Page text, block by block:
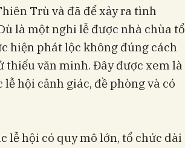
Trù và đã để xảy ra tình
là một nghi lễ được nhà chùa tổ
hiện phát lộc không đúng cách
thiếu văn minh. Đây được xem là
hội cảnh giác, đề phòng và có
lễ hội có quy mô lớn, tổ chức dài